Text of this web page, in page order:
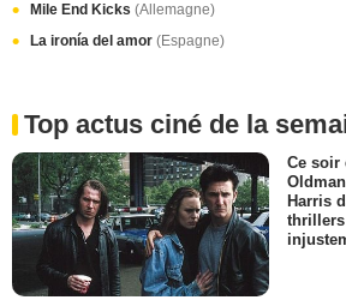
Mile End Kicks (Allemagne)
La ironía del amor (Espagne)
Top actus ciné de la
Ce soir
Harris
thrillers